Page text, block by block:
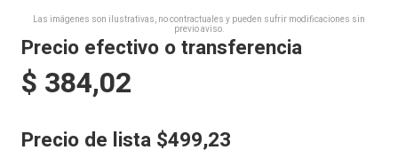
Las imágenes son ilustrativas, no contractuales y pueden sufrir modificaciones sin
previo aviso.
Precio efectivo o transferencia
$ 384,02
Precio de lista $499,23